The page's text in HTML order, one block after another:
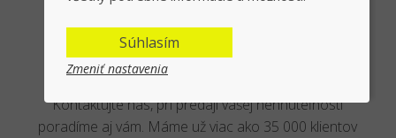
Overená kancelária reálnymi
klientmi
Kontaktujte nás, pri predaji vašej nehnuteľnosti
poradíme aj vám. Máme už viac ako 35 000 klientov
Súhlasím
Zmeniť nastavenia